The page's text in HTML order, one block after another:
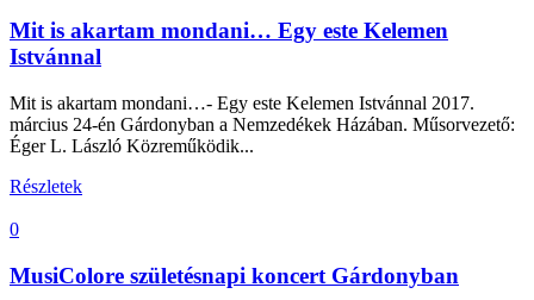
Mit is akartam mondani… Egy este Kelemen
Istvánnal
Mit is akartam mondani…- Egy este Kelemen Istvánnal 2017.
március 24-én Gárdonyban a Nemzedékek Házában. Műsorvezető:
Éger L. László Közreműködik...
Részletek
0
MusiColore születésnapi koncert Gárdonyban